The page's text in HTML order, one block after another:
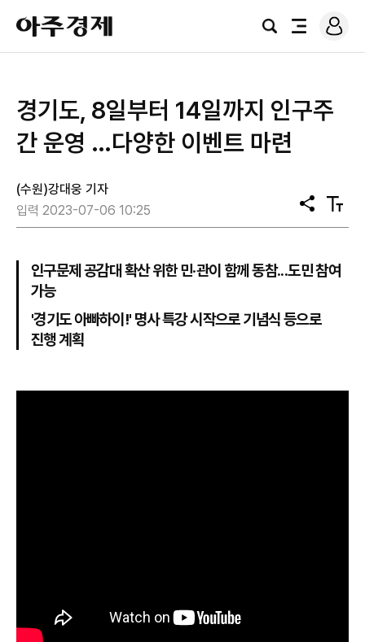
아
주
경
검
전
로
그
경기도, 8일부터 14일까지 인구주
간 운영 …다양한 이벤트 마련
(수원)강대웅 기자
입력 2023-07-06 10:25
공
유
텍
스
기
인구문제 공감대 확산 위한 민‧관이 함께 동참...도민 참여
가능
'경기도 아빠하이!' 명사 특강 시작으로 기념식 등으로
진행 계획